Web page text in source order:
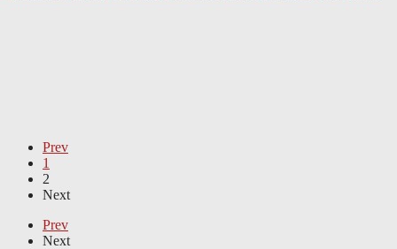
Prev
1
2
Next
Prev
Next